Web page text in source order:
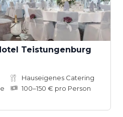
Teistungenburg
Hauseigenes Catering
100–150 € pro Person